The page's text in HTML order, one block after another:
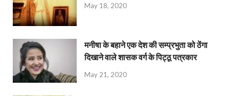
May 18, 2020
मनीषा के बहाने एक देश की सम्प्रभुता को ठेंगा
दिखाने वाले शासक वर्ग के पिट्ठू पत्रकार
May 21, 2020